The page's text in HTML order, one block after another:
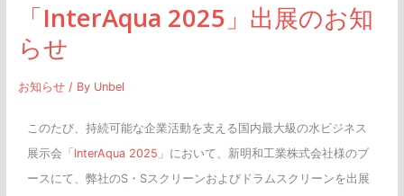
「InterAqua 2025」出展のお知
らせ
お知らせ/ By Unbel
このたび、持続可能な企業活動を支える国内最大級の水ビジネス
展示会「 InterAqua 2025 」において、新明和工業株式会社様のブ
ースにて、弊社のS・Sスクリーンおよびドラムスクリーンを出展